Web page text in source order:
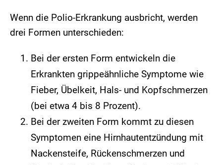
Wenn die Polio-Erkrankung ausbricht, werden
drei Formen unterschieden:
Bei der ersten Form entwickeln die
Erkrankten grippeähnliche Symptome wie
Fieber, Übelkeit, Hals- und Kopfschmerzen
(bei etwa 4 bis 8 Prozent).
Bei der zweiten Form kommt zu diesen
Symptomen eine Hirnhautentzündung mit
Nackensteife, Rückenschmerzen und